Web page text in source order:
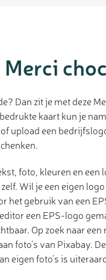
Dan zit je met deze
kaart kun je
upload een
foto, kleuren en een
Wil je een eigen
het gebruik van een
een EPS-logo
Op zoek naar
foto’s van Pixabay.
eigen foto’s is